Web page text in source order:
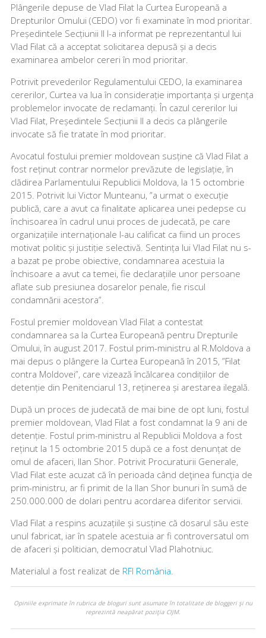
Plângerile depuse de Vlad Filat la Curtea Europeană a
Drepturilor Omului (CEDO) vor fi examinate în mod prioritar.
Președintele Secțiunii II l-a informat pe reprezentantul lui
Vlad Filat că a acceptat solicitarea depusă și a decis
examinarea ambelor cereri în mod prioritar.
Potrivit prevederilor Regulamentului CEDO, la examinarea
cererilor, Curtea va lua în considerație importanța și urgența
problemelor invocate de reclamanți. În cazul cererilor lui
Vlad Filat, Președintele Secțiunii II a decis ca plângerile
invocate să fie tratate în mod prioritar.
Avocatul fostului premier moldovean susține că Vlad Filat a
fost reținut contrar normelor prevăzute de legislație, în
clădirea Parlamentului Republicii Moldova, la 15 octombrie
2015. Potrivit lui Victor Munteanu, ”a urmat o execuție
publică, care a avut ca finalitate aplicarea unei pedepse cu
închisoarea în cadrul unui proces de judecată, pe care
organizațiile internaționale l-au calificat ca fiind un proces
motivat politic și justiție selectivă. Sentința lui Vlad Filat nu s-
a bazat pe probe obiective, condamnarea acestuia la
închisoare a avut ca temei, fie declarațiile unor persoane
aflate sub presiunea dosarelor penale, fie riscul
condamnării acestora”.
Fostul premier moldovean Vlad Filat a contestat
condamnarea sa la Curtea Europeană pentru Drepturile
Omului, în august 2017. Fostul prim-ministru al R.Moldova a
mai depus o plângere la Curtea Europeană în 2015, ”Filat
contra Moldovei”, care vizează încălcarea condițiilor de
detenție din Penitenciarul 13, reținerea și arestarea ilegală.
După un proces de judecată de mai bine de opt luni, fostul
premier moldovean, Vlad Filat a fost condamnat la 9 ani de
detenție. Fostul prim-ministru al Republicii Moldova a fost
reținut la 15 octombrie 2015 după ce a fost denunțat de
omul de afaceri, Ilan Shor. Potrivit Procuraturii Generale,
Vlad Filat este acuzat că în perioada când deţinea funcţia de
prim-ministru, ar fi primit de la Ilan Shor bunuri în sumă de
250.000.000 de dolari pentru acordarea diferitor servicii.
Vlad Filat a respins acuzațiile și susține că dosarul său este
unul fabricat, iar în spatele acestuia ar fi controversatul om
de afaceri și politician, democratul Vlad Plahotniuc.
Materialul a fost realizat de RFI România
Opiniile exprimate în rubrica de bloguri sunt asumate în totalitate de bloggeri şi nu
reprezintă neapărat poziţia CIJM.